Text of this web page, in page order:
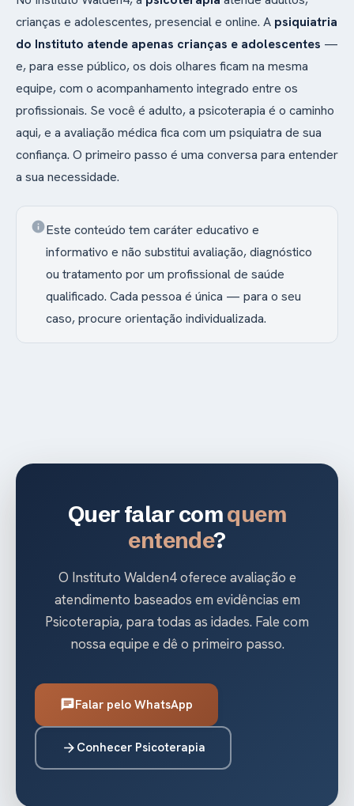
crianças e adolescentes, presencial e online. A psiquiatria
do Instituto atende apenas crianças e adolescentes —
e, para esse público, os dois olhares ficam na mesma
equipe, com o acompanhamento integrado entre os
profissionais. Se você é adulto, a psicoterapia é o caminho
aqui, e a avaliação médica fica com um psiquiatra de sua
confiança. O primeiro passo é uma conversa para entender
a sua necessidade.
infoEste conteúdo tem caráter educativo e
informativo e não substitui avaliação, diagnóstico
ou tratamento por um profissional de saúde
qualificado. Cada pessoa é única — para o seu
caso, procure orientação individualizada.
Quer falar comquem
entende?
O Instituto Walden4 oferece avaliação e
atendimento baseados em evidências em
Psicoterapia, para todas as idades. Fale com
nossa equipe e dê o primeiro passo.
chatFalar pelo WhatsApp
arrow_forward Conhecer Psicoterapia